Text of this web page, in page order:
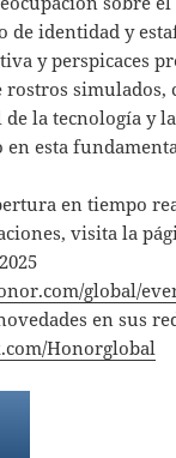
de identidad y
y perspicaces
rostros simulados,
la tecnología y
esta
en tiempo
visita la
global/
en sus
Honorglobal